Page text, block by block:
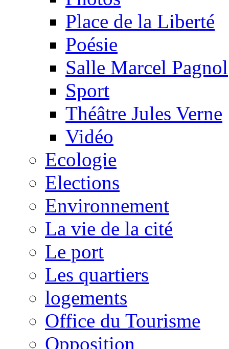
Place de la Liberté
Poésie
Salle Marcel Pagnol
Sport
Théâtre Jules Verne
Vidéo
Ecologie
Elections
Environnement
La vie de la cité
Le port
Les quartiers
logements
Office du Tourisme
Opposition